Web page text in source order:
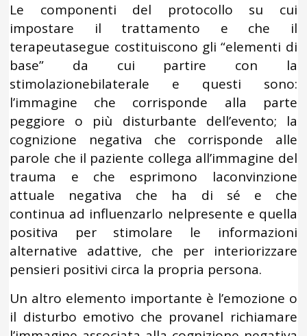
Le componenti del protocollo su cui
impostare il trattamento e che il
terapeutasegue costituiscono gli “elementi di
base” da cui partire con la
stimolazionebilaterale e questi sono:
l’immagine che corrisponde alla parte
peggiore o più disturbante dell’evento; la
cognizione negativa che corrisponde alle
parole che il paziente collega all’immagine del
trauma e che esprimono laconvinzione
attuale negativa che ha di sé e che
continua ad influenzarlo nelpresente e quella
positiva per stimolare le informazioni
alternative adattive, che per interiorizzare
pensieri positivi circa la propria persona.
Un altro elemento importante è l’emozione o
il disturbo emotivo che provanel richiamare